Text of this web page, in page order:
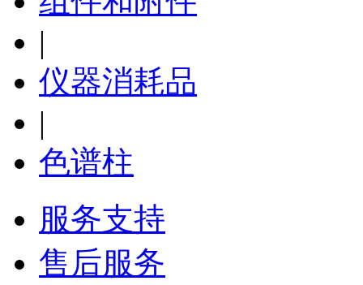
|
仪器消耗品
|
色谱柱
服务支持
售后服务